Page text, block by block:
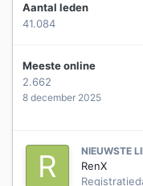
Aantal leden
41.084
Meeste online
2.662
8 december 2025
NIEUWSTE
RenX